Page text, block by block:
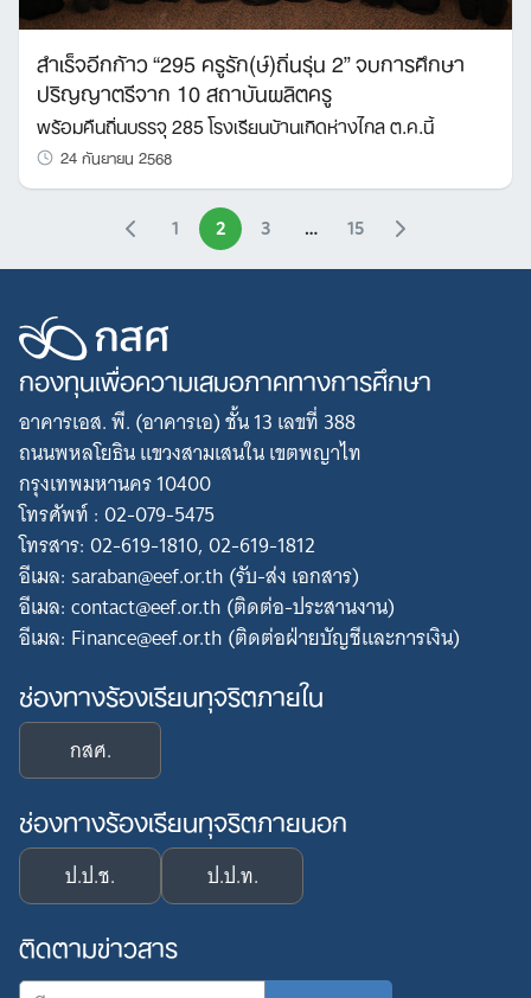
สำเร็จอีกก้าว “295 ครูรัก(ษ์)ถิ่นรุ่น 2” จบการศึกษา
ปริญญาตรีจาก 10 สถาบันผลิตครู
พร้อมคืนถิ่นบรรจุ 285 โรงเรียนบ้านเกิดห่างไกล ต.ค.นี้
24 กันยายน 2568
1 2 3 … 15
กองทุนเพื่อความเสมอภาคทางการศึกษา
อาคารเอส. พี. (อาคารเอ) ชั้น 13 เลขที่ 388
ถนนพหลโยธิน แขวงสามเสนใน เขตพญาไท
กรุงเทพมหานคร 10400
โทรศัพท์ : 02-079-5475
โทรสาร: 02-619-1810, 02-619-1812
อีเมล: saraban@eef.or.th (รับ-ส่ง เอกสาร)
อีเมล: contact@eef.or.th (ติดต่อ-ประสานงาน)
อีเมล: Finance@eef.or.th (ติดต่อฝ่ายบัญชีและการเงิน)
ช่องทางร้องเรียนทุจริตภายใน
กสศ.
ช่องทางร้องเรียนทุจริตภายนอก
ป.ป.ช. ป.ป.ท.
ติดตามข่าวสาร